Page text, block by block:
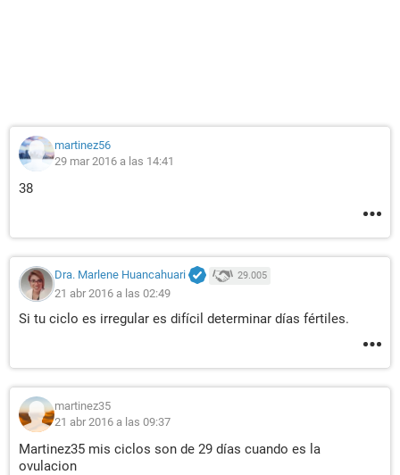
martinez56
29 mar 2016 a las 14:41
38
Dra. Marlene Huancahuari 29.005
21 abr 2016 a las 02:49
Si tu ciclo es irregular es difícil determinar días fértiles.
martinez35
21 abr 2016 a las 09:37
Martinez35 mis ciclos son de 29 días cuando es la
ovulacion